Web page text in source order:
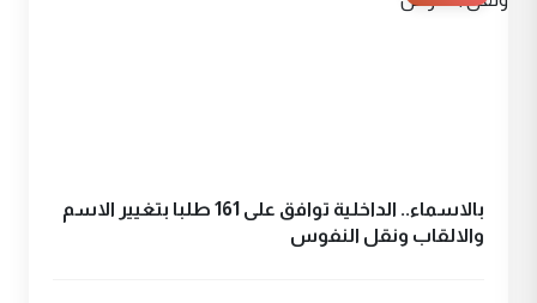
بالاسماء.. الداخلية توافق على 161 طلبا بتغيير الاسم
والالقاب ونقل النفوس